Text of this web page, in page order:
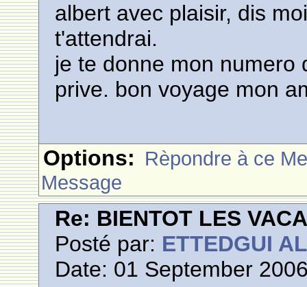
albert avec plaisir, dis
t'attendrai.
je te donne mon numero
prive. bon voyage mon
Options: Rèpondre à ce
Message
Re: BIENTOT LES
Posté par: ETTEDGUI
Date: 01 September